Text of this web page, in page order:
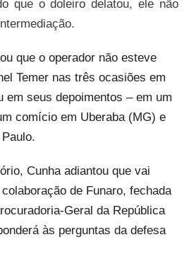
que o doleiro delatou, ele não
que o operador não esteve
Temer nas três ocasiões em
em seus depoimentos – em um
comício em Uberaba (MG) e
Cunha adiantou que vai
de Funaro, fechada
Geral da República
às perguntas da defesa